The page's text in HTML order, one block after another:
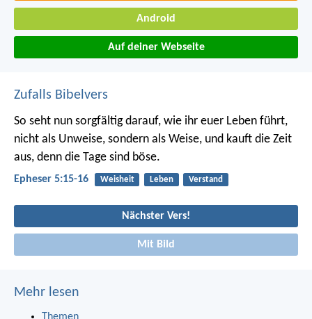
Android
Auf deiner Webseite
Zufalls Bibelvers
So seht nun sorgfältig darauf, wie ihr euer Leben führt,
nicht als Unweise, sondern als Weise, und kauft die Zeit
aus, denn die Tage sind böse.
Epheser 5:15-16 Weisheit Leben Verstand
Nächster Vers!
Mit Bild
Mehr lesen